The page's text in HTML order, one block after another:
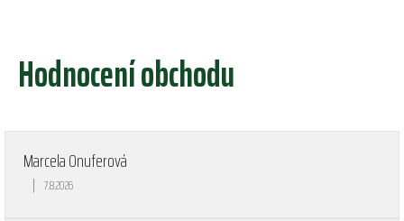
Hodnocení obchodu
Marcela Onuferová
Hodnocení obchodu je 5 z 5 hvězdiček.
| 7.8.2026